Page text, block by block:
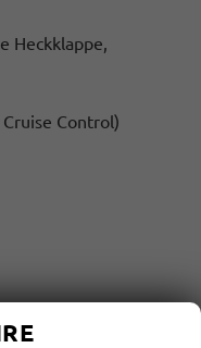
Heckklappe,
Control)